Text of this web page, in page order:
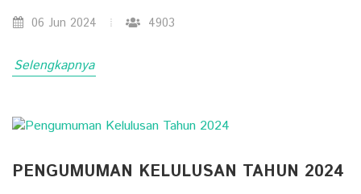
06 Jun 2024 4903
Selengkapnya
PENGUMUMAN KELULUSAN TAHUN 2024